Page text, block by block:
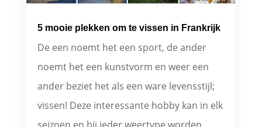
5 mooie plekken om te vissen in Frankrijk
De een noemt het een sport, de ander
noemt het een kunstvorm en weer een
ander beziet het als een ware levensstijl;
vissen! Deze interessante hobby kan in elk